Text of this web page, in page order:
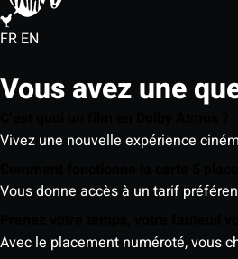
FR EN
Vous avez une
Vivez une nouvelle expérience
Vous donne accès à un tarif
Avec le placement numéroté, vous